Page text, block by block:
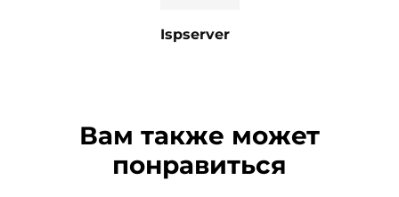
Ispserver
Вам также может
понравиться